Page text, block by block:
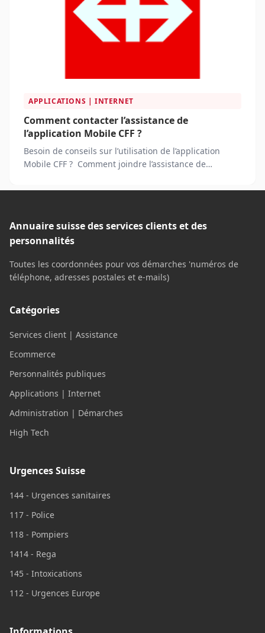
APPLICATIONS | INTERNET
Comment contacter l’assistance de
l’application Mobile CFF ?
Besoin de conseils sur l’utilisation de l’application
Mobile CFF ? Comment joindre l’assistance de
Annuaire suisse des services clients et des
personnalités
Toutes les coordonnées pour vos démarches 'numéros de
téléphone, adresses postales et e-mails)
Catégories
Services client | Assistance
Ecommerce
Personnalités publiques
Applications | Internet
Administration | Démarches
High Tech
Urgences Suisse
144 - Urgences sanitaires
117 - Police
118 - Pompiers
1414 - Rega
145 - Intoxications
112 - Urgences Europe